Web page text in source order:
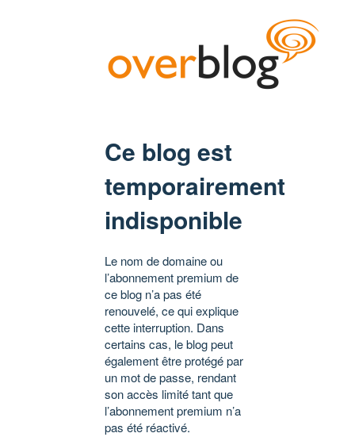
Ce blog est
temporairement
indisponible
Le nom de domaine ou
l’abonnement premium de
ce blog n’a pas été
renouvelé, ce qui explique
cette interruption. Dans
certains cas, le blog peut
également être protégé par
un mot de passe, rendant
son accès limité tant que
l’abonnement premium n’a
pas été réactivé.